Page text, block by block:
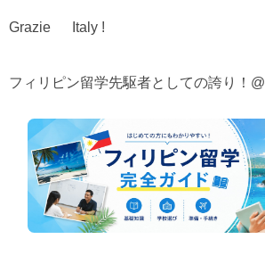
Grazie Italy !
フィリピン留学先駆者としての誇り！@